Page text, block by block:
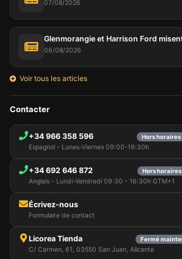
07/08/2026
Glenmorangie et Harrison Ford
06/08/2026
Voir tous les articles
Contacter
+34 966 358 596 Hors
Espagnol - Lunes-Viernes 09:00-19:30h
+34 692 646 872 Hors
Anglais - Lundi-Vendredi 09:30 - 16:30h GTM+1
Écrivez-nous
Formulaire de contact
Licorea Tienda Fermé
C/ Carmen, 61, 03550 San Juan, Alicante